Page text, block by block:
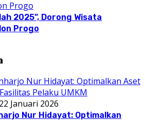
2025”, Dorong Wisata
Progo
22 Januari 2026
Nur Hidayat: Optimalkan